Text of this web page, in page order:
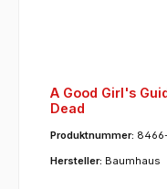
A Good Girl's
Dead
Produktnummer:
Hersteller: Baumhaus